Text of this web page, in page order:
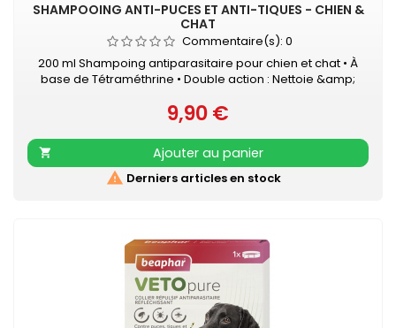
SHAMPOOING ANTI-PUCES ET ANTI-TIQUES - CHIEN &
CHAT
Commentaire(s): 0
200 ml Shampoing antiparasitaire pour chien et chat • À
base de Tétraméthrine • Double action : Nettoie &amp;
épidermes sensibles
Prix
9,90 €

Ajouter au panier
 Derniers articles en stock